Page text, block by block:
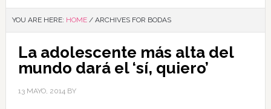
YOU ARE HERE: HOME /ARCHIVES FOR BODAS
La adolescente más alta del
mundo dará el ‘sí, quiero’
13 MAYO, 2014BY